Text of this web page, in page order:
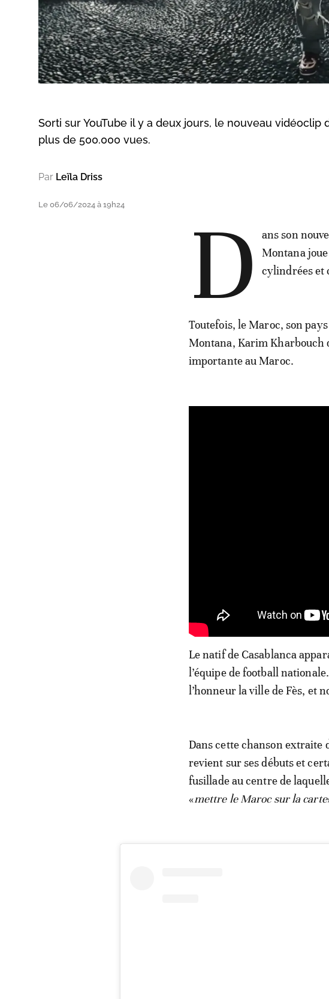
Sorti sur YouTube il y a deux jours, le nouveau
plus de 500.000 vues.
Par Leïla Driss
Le 06/06/2024 à 19h24 D
ans son
Montana joue
cylindrées et
Toutefois, le Maroc, son
Montana, Karim Kharbouch
importante au Maroc.
Le natif de Casablanca
l’équipe de football
l’honneur la ville de Fès, et
Dans cette chanson extraite
revient sur ses débuts et
fusillade au centre de
«mettre le Maroc sur la carte